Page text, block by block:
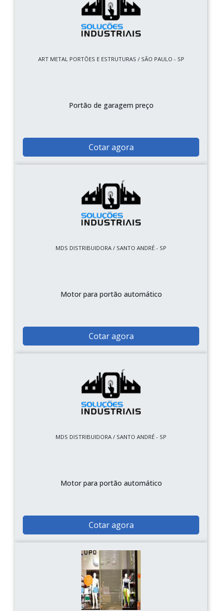
ART METAL PORTÕES E ESTRUTURAS / SÃO PAULO - SP
Portão de garagem preço
Cotar agora
MDS DISTRIBUIDORA / SANTO ANDRÉ - SP
Motor para portão automático
Cotar agora
MDS DISTRIBUIDORA / SANTO ANDRÉ - SP
Motor para portão automático
Cotar agora